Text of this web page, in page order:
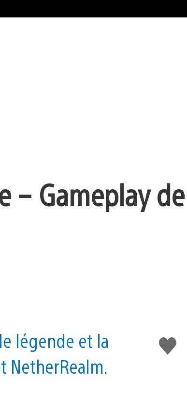
– Gameplay de
J'aime
légende et la
NetherRealm.